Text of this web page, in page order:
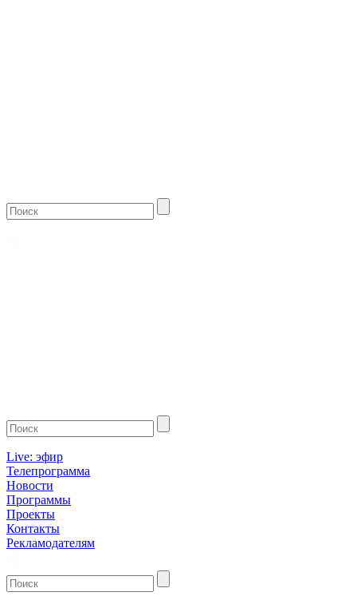
Live: эфир
Телепрограмма
Новости
Программы
Проекты
Контакты
Рекламодателям